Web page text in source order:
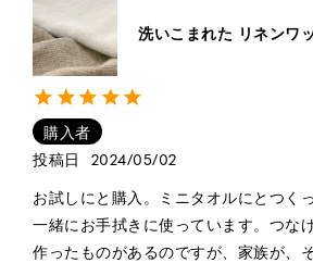
洗いこまれた リネンワ
購入者
投稿日
2024/05/02
お試しにと購入。ミニタオルにとつく
一緒にお手拭きに使っています。つな
作ったものがあるのですが、家族が、